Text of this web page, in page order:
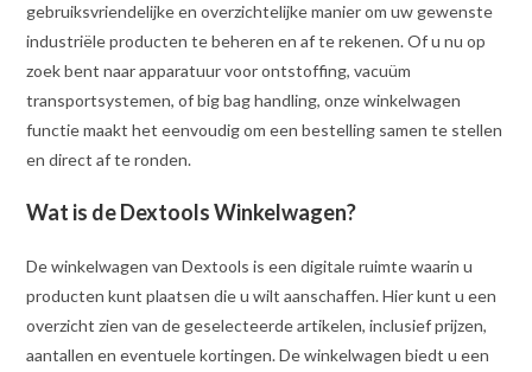
gebruiksvriendelijke en overzichtelijke manier om uw gewenste
industriële producten te beheren en af te rekenen. Of u nu op
zoek bent naar apparatuur voor ontstoffing, vacuüm
transportsystemen, of big bag handling, onze winkelwagen
functie maakt het eenvoudig om een bestelling samen te stellen
en direct af te ronden.
Wat is de Dextools Winkelwagen?
De winkelwagen van Dextools is een digitale ruimte waarin u
producten kunt plaatsen die u wilt aanschaffen. Hier kunt u een
overzicht zien van de geselecteerde artikelen, inclusief prijzen,
aantallen en eventuele kortingen. De winkelwagen biedt u een